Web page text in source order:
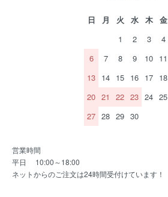
日 月 火 水 木 金
1
2 3 4
6
7 8 9 10 11
13 14 15 16 17 18
20 21 22 23 24 25
27 28 29 30
営業時間
平日 10:00～18:00
ネットからのご注文は24時間受付けています！